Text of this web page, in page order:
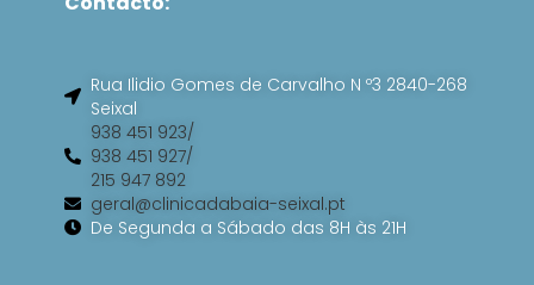
o
Rua Ilidio Gomes de Carvalho N º3 2840-268
Seixal
938 451 923/
938 451 927/
215 947 892
geral@clinicadabaia-seixal.pt
De Segunda a Sábado das 8H às 21H